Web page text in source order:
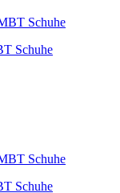
Schuhe
Schuhe